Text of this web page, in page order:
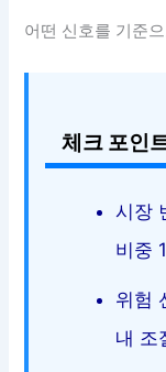
어떤 신호를 기준
체크 포인
시장
비중
위험
내 조